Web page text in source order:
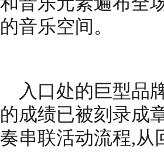
的音乐空间。
入口处的巨型品
的成绩已被刻录成
奏串联活动流程,从